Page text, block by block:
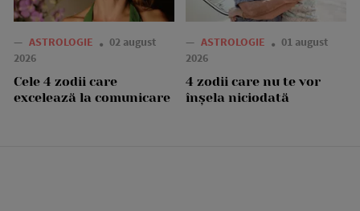
— ASTROLOGIE
02 august
2026
Cele 4 zodii care
excelează la comunicare
— ASTROLOGIE
01 august
2026
4 zodii care nu te vor
înșela niciodată